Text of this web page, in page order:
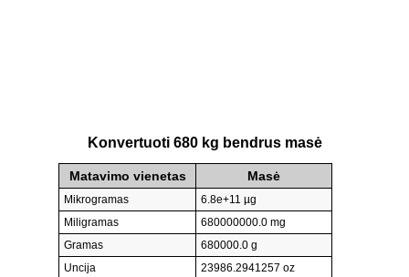
Konvertuoti 680 kg bendrus masė
Matavimo vienetas Masė
Mikrogramas
6.8e+11 µg
Miligramas
680000000.0 mg
Gramas
680000.0 g
Uncija
23986.2941257 oz